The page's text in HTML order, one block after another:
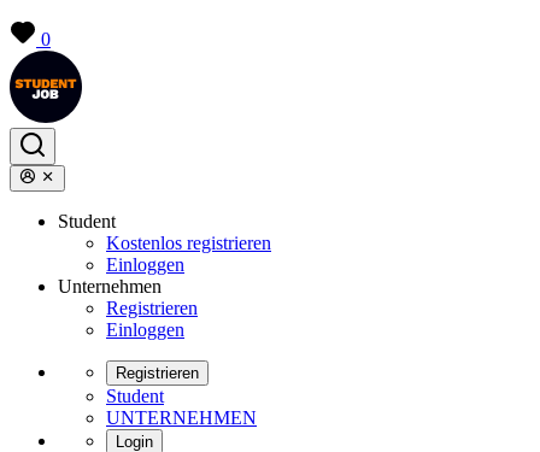
0
Student
Kostenlos registrieren
Einloggen
Unternehmen
Registrieren
Einloggen
Registrieren
Student
UNTERNEHMEN
Login